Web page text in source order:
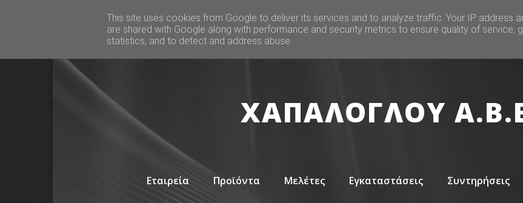
ΧΑΠΑΛΟΓΛΟΥ
Εταιρεία Προϊόντα Μελέτες Εγκαταστάσεις Συντηρήσεις
This site uses cookies from Google to deliver its services and to analyze traffic. Your IP address
are shared with Google along with performance and security metrics to ensure quality of service,
statistics, and to detect and address abuse.